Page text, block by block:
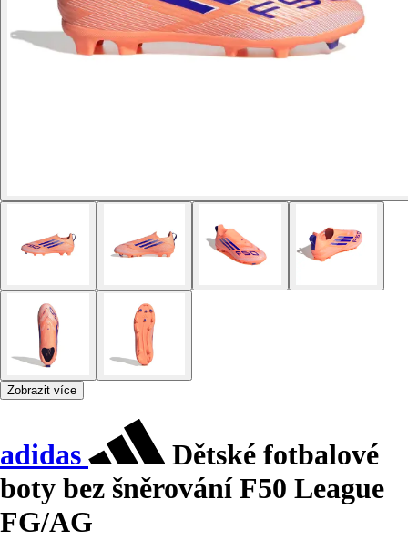
Zobrazit více
adidas
Dětské fotbalové
boty bez šněrování F50 League
FG/AG